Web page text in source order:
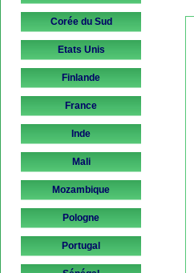
Corée du Sud
Etats Unis
Finlande
France
Inde
Mali
Mozambique
Pologne
Portugal